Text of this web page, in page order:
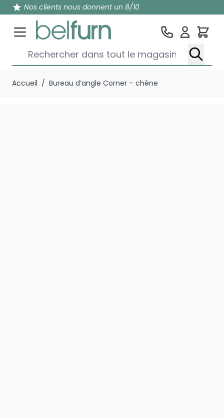
Nos clients nous donnent un 8/10
Rechercher dans tout le magasin...
Accueil / Bureau d’angle Corner – chêne